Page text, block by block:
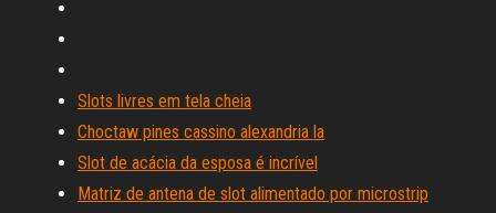
Slots livres em tela cheia
Choctaw pines cassino alexandria la
Slot de acácia da esposa é incrível
Matriz de antena de slot alimentado por microstrip